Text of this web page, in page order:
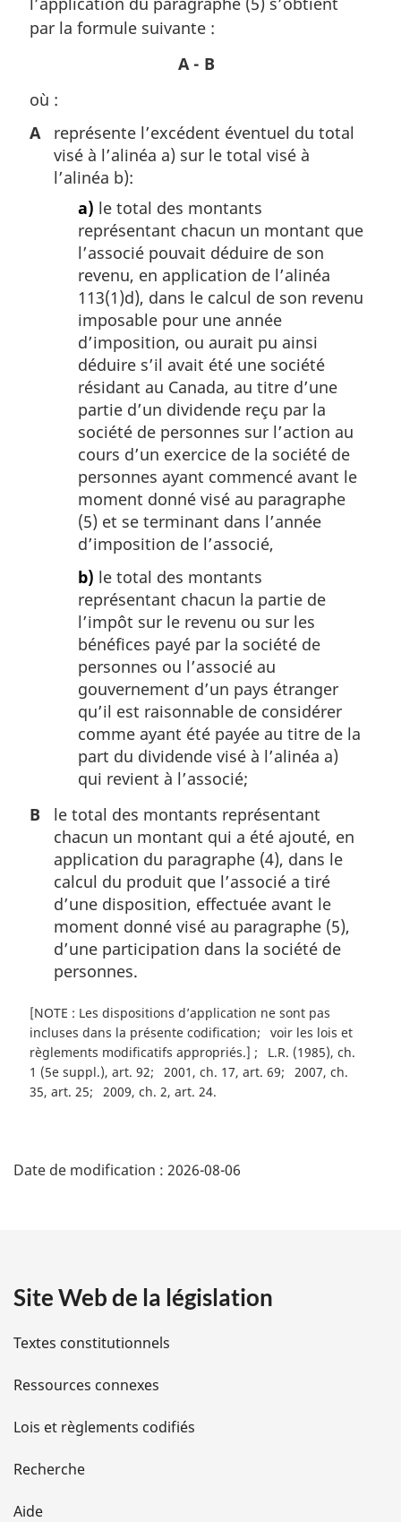
e
m
i
n
a
par la formule suivante :
A - B
où :
A
représente l’excédent éventuel du total
visé à l’alinéa a) sur le total visé à
l’alinéa b):
a) le total des montants
représentant chacun un montant que
l’associé pouvait déduire de son
revenu, en application de l’alinéa
113(1)d), dans le calcul de son revenu
imposable pour une année
d’imposition, ou aurait pu ainsi
déduire s’il avait été une société
résidant au Canada, au titre d’une
partie d’un dividende reçu par la
société de personnes sur l’action au
cours d’un exercice de la société de
personnes ayant commencé avant le
moment donné visé au paragraphe
(5) et se terminant dans l’année
d’imposition de l’associé,
b) le total des montants
représentant chacun la partie de
l’impôt sur le revenu ou sur les
bénéfices payé par la société de
personnes ou l’associé au
gouvernement d’un pays étranger
qu’il est raisonnable de considérer
comme ayant été payée au titre de la
part du dividende visé à l’alinéa a)
qui revient à l’associé;
B
le total des montants représentant
chacun un montant qui a été ajouté, en
application du paragraphe (4), dans le
calcul du produit que l’associé a tiré
d’une disposition, effectuée avant le
moment donné visé au paragraphe (5),
d’une participation dans la société de
personnes.
[NOTE : Les dispositions d’application ne sont pas
incluses dans la présente codification
voir les lois et
règlements modificatifs appropriés.]
L.R. (1985), ch.
1 (5e suppl.), art. 92
2001, ch. 17, art. 69
2007, ch.
35, art. 25
2009, ch. 2, art. 24
é
i
l
s
d
e
l
Date de modification : 2026-08-06
Site Web de la législation
Textes constitutionnels
Ressources connexes
Lois et règlements codifiés
Recherche
Aide